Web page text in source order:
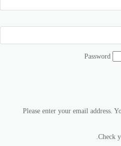
Password
Please enter your email address.
Check